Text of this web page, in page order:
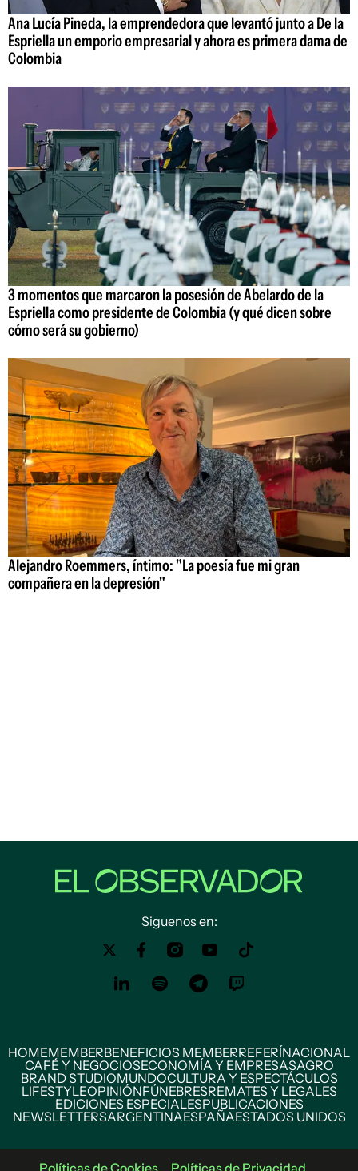
Ana Lucía Pineda, la emprendedora que levantó junto a De la
Espriella un emporio empresarial y ahora es primera dama de
Colombia
3 momentos que marcaron la posesión de Abelardo de la
Espriella como presidente de Colombia (y qué dicen sobre
cómo será su gobierno)
Alejandro Roemmers, íntimo: "La poesía fue mi gran
compañera en la depresión"
Siguenos en:
HOMEMEMBERBENEFICIOS MEMBERREFERÍNACIONAL
CAFÉ Y NEGOCIOSECONOMÍA Y EMPRESASAGRO
BRAND STUDIOMUNDOCULTURA Y ESPECTÁCULOS
LIFESTYLEOPINIÓNFÚNEBRESREMATES Y LEGALES
EDICIONES ESPECIALESPUBLICACIONES
NEWSLETTERSARGENTINAESPAÑAESTADOS UNIDOS